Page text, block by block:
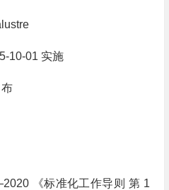
10-01 实施
《标准化工作导则 第 1